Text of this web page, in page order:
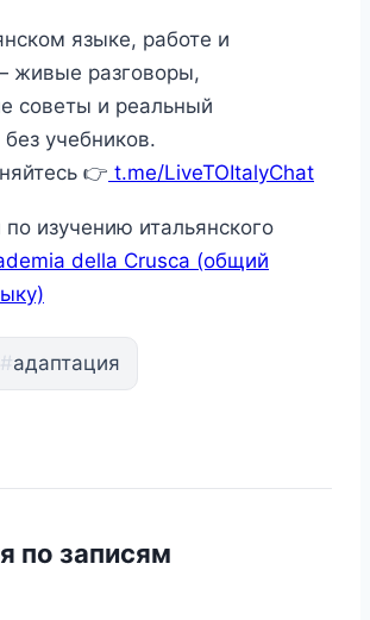
языке, работе и
живые разговоры,
советы и реальный
без учебников.
👉 t.me/LiveTOItalyChat
изучению итальянского
della Crusca (общий
#адаптация
по записям